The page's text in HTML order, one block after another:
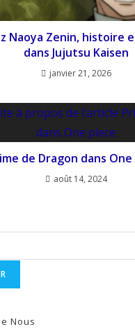
Naoya Zenin, histoire
dans Jujutsu Kaisen
janvier 21, 2026
de Dragon dans
août 14, 2024
Nous